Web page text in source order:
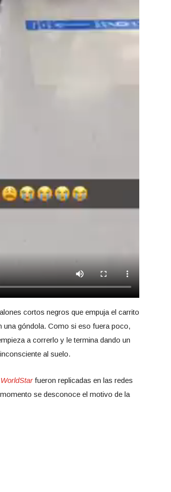
cortos negros que empuja el carrito
una góndola. Como si eso fuera poco,
a correrlo y le termina dando un
al suelo.
WorldStarfueron replicadas en las redes
se desconoce el motivo de la